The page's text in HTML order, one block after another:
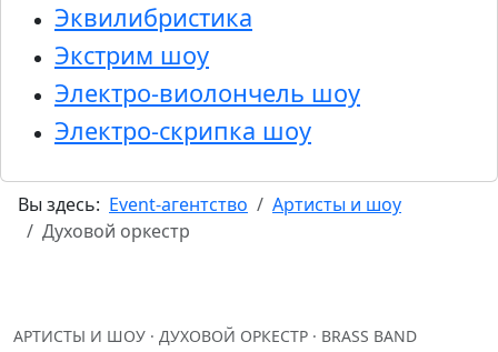
Эквилибристика
Экстрим шоу
Электро-виолончель шоу
Электро-скрипка шоу
Вы здесь: Event-агентство
Артисты и шоу
Духовой оркестр
АРТИСТЫ И ШОУ · ДУХОВОЙ ОРКЕСТР · BRASS BAND